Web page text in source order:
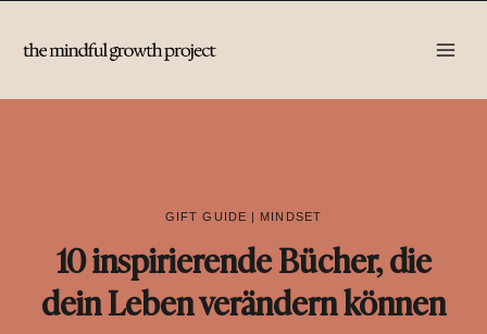
Inhalt
GIFT GUIDE MINDSET
10 inspirierende Bücher, die
dein Leben verändern können